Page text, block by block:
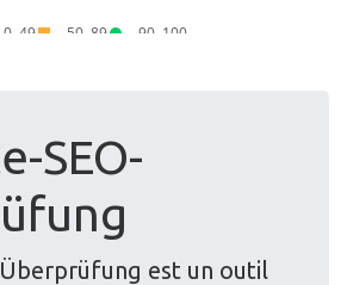
SEO-
est un outil